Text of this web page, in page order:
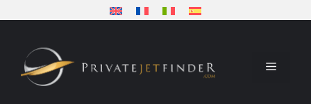
contenido
MENÚ